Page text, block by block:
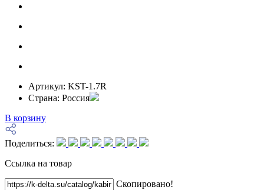
Артикул: KST-1.7R
Страна: Россия
В корзину
Поделиться:
Ссылка на товар
Скопировано!